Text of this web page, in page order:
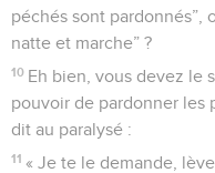
péchés sont pardonnés”,
natte et marche” ?
10 Eh bien, vous devez le
pouvoir de pardonner les
dit au paralysé :
11 « Je te le demande,